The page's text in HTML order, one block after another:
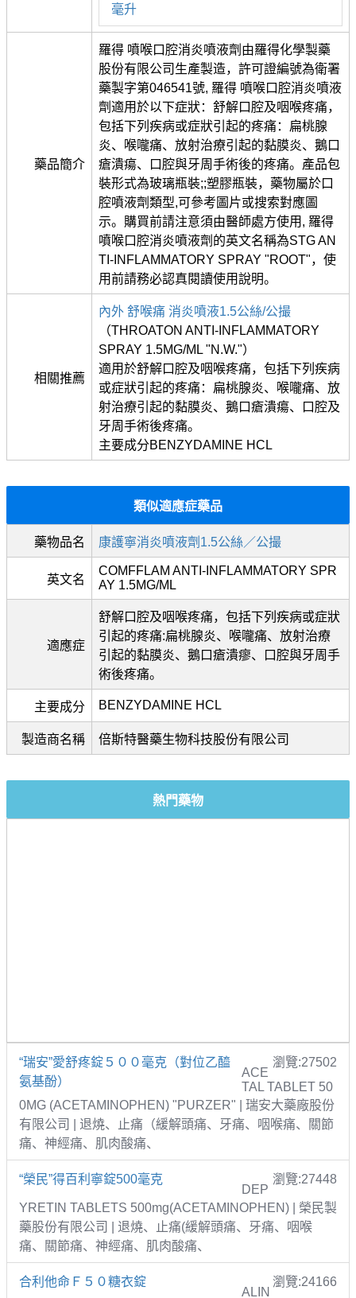
毫升
藥品簡介
羅得 噴喉口腔消炎噴液劑由羅得化學製藥
股份有限公司生產製造，許可證編號為衛署
藥製字第046541號, 羅得 噴喉口腔消炎噴液
劑適用於以下症狀：舒解口腔及咽喉疼痛，
包括下列疾病或症狀引起的疼痛：扁桃腺
炎、喉嚨痛、放射治療引起的黏膜炎、鵝口
瘡潰瘍、口腔與牙周手術後的疼痛。產品包
裝形式為玻璃瓶裝;;塑膠瓶裝，藥物屬於口
腔噴液劑類型,可參考圖片或搜索對應圖
示。購買前請注意須由醫師處方使用, 羅得
噴喉口腔消炎噴液劑的英文名稱為STG AN
TI-INFLAMMATORY SPRAY "ROOT"，使
用前請務必認真閱讀使用說明。
相關推薦
內外 舒喉痛 消炎噴液1.5公絲/公撮
（THROATON ANTI-INFLAMMATORY
SPRAY 1.5MG/ML "N.W."）
適用於舒解口腔及咽喉疼痛，包括下列疾病
或症狀引起的疼痛：扁桃腺炎、喉嚨痛、放
射治療引起的黏膜炎、鵝口瘡潰瘍、口腔及
牙周手術後疼痛。
主要成分BENZYDAMINE HCL
類似適應症藥品
藥物品名 康護寧消炎噴液劑1.5公絲／公撮
英文名
COMFFLAM ANTI-INFLAMMATORY SPR
AY 1.5MG/ML
適應症
舒解口腔及咽喉疼痛，包括下列疾病或症狀
引起的疼痛:扁桃腺炎、喉嚨痛、放射治療
引起的黏膜炎、鵝口瘡潰瘳、口腔與牙周手
術後疼痛。
主要成分 BENZYDAMINE HCL
製造商名稱 倍斯特醫藥生物科技股份有限公司
熱門藥物
“瑞安”愛舒疼錠５００毫克（對位乙醯
氨基酚）
瀏覽:27502
ACE
TAL TABLET 50
0MG (ACETAMINOPHEN) "PURZER" | 瑞安大藥廠股份
有限公司 | 退燒、止痛（緩解頭痛、牙痛、咽喉痛、關節
痛、神經痛、肌肉酸痛、
“榮民”得百利寧錠500毫克 瀏覽:27448
DEP
YRETIN TABLETS 500mg(ACETAMINOPHEN) | 榮民製
藥股份有限公司 | 退燒、止痛(緩解頭痛、牙痛、咽喉
痛、關節痛、神經痛、肌肉酸痛、
合利他命Ｆ５０糖衣錠 瀏覽:24166
ALIN